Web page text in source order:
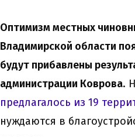
Оптимизм местных
Владимирской области
будут прибавлены
администрации Коврова.
предлагалось из 19
нуждаются в